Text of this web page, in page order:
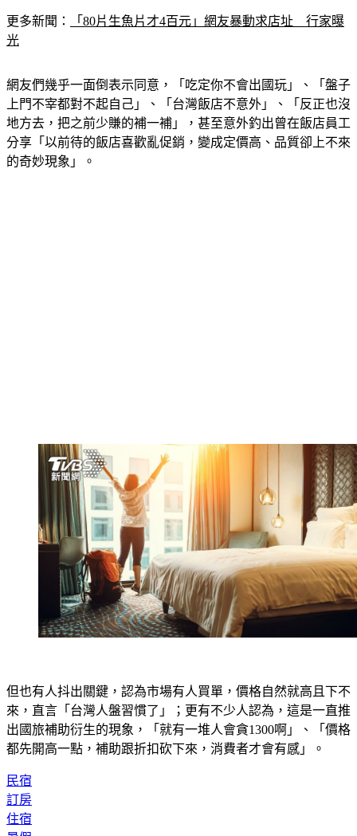
更多新聞：
「80片生魚片才4百元」網友暴動求店址　行家曝
光
網友們幾乎一面倒表示同意，「吃定你不會出國玩」、「盤子
上門不宰都對不起自己」、「台灣飯店不意外」、「反正也沒
地方去，把之前少賺的補一補」，甚至意外釣出曾在飯店員工
分享「以前待的飯店喜歡亂促銷，變成定價高、品質卻上不來
的奇妙現象」。
但也有人抖出關鍵，認為市場有人買單，價格自然就高且下不
來，直言「台灣人盤習慣了」；更有不少人認為，這是一直推
出國旅補助衍生的現象，「就有一堆人會貪1300啊」、「價格
都先開高一點，補助跟折扣砍下來，消費者才會有感」。
民宿
訂房
住宿